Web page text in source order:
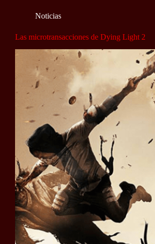
Noticias
Las microtransacciones de Dying Light 2